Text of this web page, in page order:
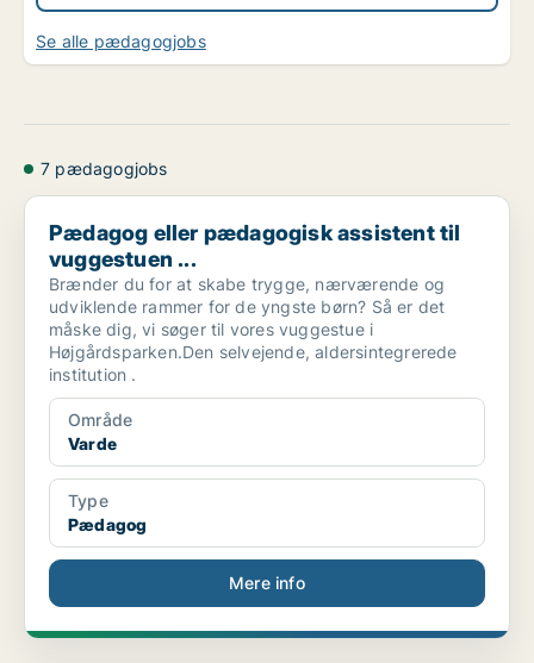
Se alle pædagogjobs
7 pædagogjobs
Pædagog eller pædagogisk assistent til vuggestuen ...
Pædagog eller pædagogisk assistent til
vuggestuen ...
Brænder du for at skabe trygge, nærværende og
udviklende rammer for de yngste børn? Så er det
måske dig, vi søger til vores vuggestue i
Højgårdsparken.Den selvejende, aldersintegrerede
institution .
Område
Varde
Type
Pædagog
Mere info